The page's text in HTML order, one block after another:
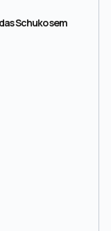
Schuko sem